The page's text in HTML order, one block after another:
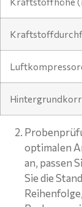
optimalen
an, passen
Sie die